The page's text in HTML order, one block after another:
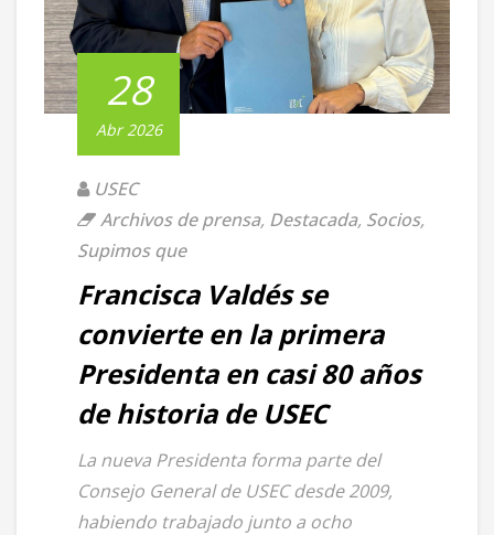
28
Abr 2026
USEC
Archivos de prensa, Destacada, Socios,
Supimos que
Francisca Valdés se
convierte en la primera
Presidenta en casi 80 años
de historia de USEC
La nueva Presidenta forma parte del
Consejo General de USEC desde 2009,
habiendo trabajado junto a ocho